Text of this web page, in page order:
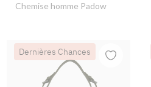
Chemise homme Padow
Dernières Chances